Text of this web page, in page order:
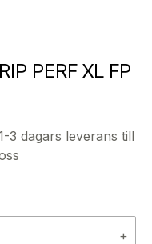
PERF XL FP
3 dagars leverans till
+